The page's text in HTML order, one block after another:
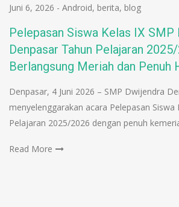
Juni 6, 2026 - Android, berita, blog
Pelepasan Siswa Kelas IX SMP
Denpasar Tahun Pelajaran
Berlangsung Meriah dan Penuh
Denpasar, 4 Juni 2026 – SMP Dwijendra
menyelenggarakan acara Pelepasan Siswa
Pelajaran 2025/2026 dengan penuh
Read More